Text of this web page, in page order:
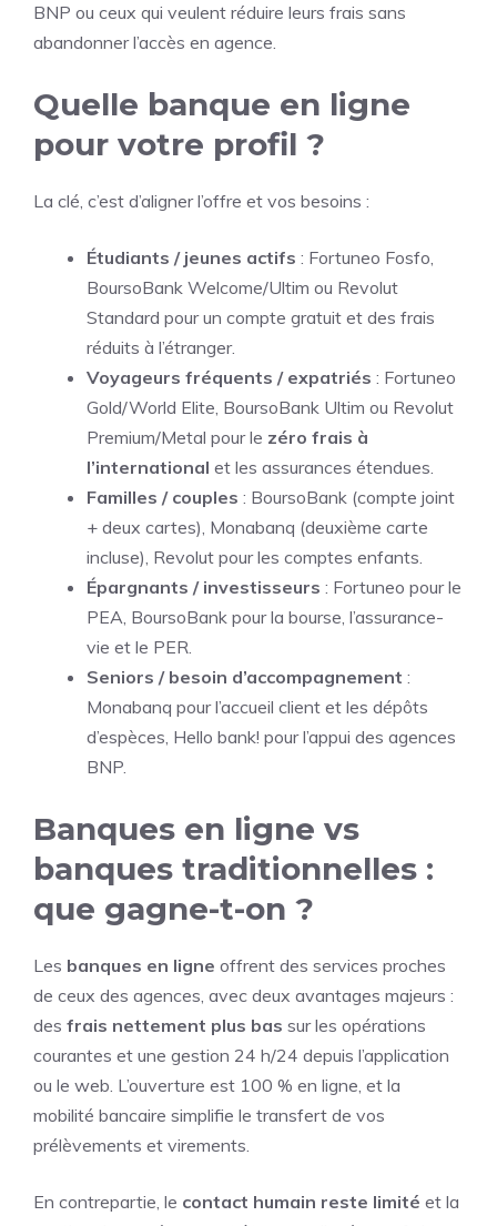
BNP ou ceux qui veulent réduire leurs frais sans
abandonner l’accès en agence.
Quelle banque en ligne
pour votre profil ?
La clé, c’est d’aligner l’offre et vos besoins :
Étudiants / jeunes actifs : Fortuneo Fosfo,
BoursoBank Welcome/Ultim ou Revolut
Standard pour un compte gratuit et des frais
réduits à l’étranger.
Voyageurs fréquents / expatriés : Fortuneo
Gold/World Elite, BoursoBank Ultim ou Revolut
Premium/Metal pour le zéro frais à
l’international et les assurances étendues.
Familles / couples : BoursoBank (compte joint
+ deux cartes), Monabanq (deuxième carte
incluse), Revolut pour les comptes enfants.
Épargnants / investisseurs : Fortuneo pour le
PEA, BoursoBank pour la bourse, l’assurance-
vie et le PER.
Seniors / besoin d’accompagnement :
Monabanq pour l’accueil client et les dépôts
d’espèces, Hello bank! pour l’appui des agences
BNP.
Banques en ligne vs
banques traditionnelles :
que gagne-t-on ?
Les banques en ligne offrent des services proches
de ceux des agences, avec deux avantages majeurs :
des frais nettement plus bas sur les opérations
courantes et une gestion 24 h/24 depuis l’application
ou le web. L’ouverture est 100 % en ligne, et la
mobilité bancaire simplifie le transfert de vos
prélèvements et virements.
En contrepartie, le contact humain reste limité et la